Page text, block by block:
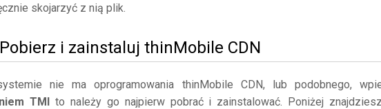
skojarzyć z nią plik.
i zainstaluj thinMobile CDN
nie ma oprogramowania thinMobile CDN, lub podobnego,
TMIto należy go najpierw pobrać i zainstalować. Poniżej